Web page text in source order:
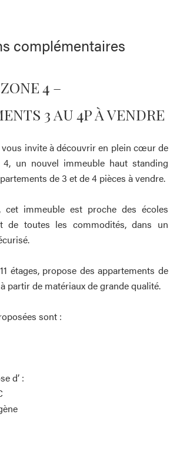
complémentaires
4 –
3 AU 4P À VENDRE
vous invite à découvrir en plein cœur de
un nouvel immeuble haut standing
de 3 et de 4 pièces à vendre.
cet immeuble est proche des écoles
de toutes les commodités, dans un
étages, propose des appartements de
partir de matériaux de grande qualité.
sont :
d’ :